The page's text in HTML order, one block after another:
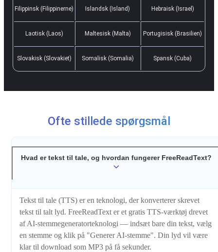
Filippinsk (Filippinerne) Islandsk (Island) Hebraisk (Israel)
Laotisk (Laos) Maltesisk (Malta) Portugisisk (Brasilien)
Slovakisk (Slovakiet) Somalisk (Somalia) Spansk (Cuba)
Ofte stillede spørgsmål
Hvad er tekst til tale, og hvordan fungerer FreeReadText?
Tekst til tale (TTS) er en teknologi, der konverterer skrevet
tekst til talt lyd. FreeReadText er et gratis TTS-værktøj drevet
af AI-stemmegeneratorteknologi — indsæt bare din tekst, vælg
en stemme og klik på "Generer AI-stemme". Din lyd vil være
klar til download som MP3 på få sekunder.